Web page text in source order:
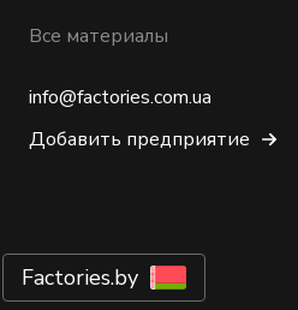
Все материалы
info@factories.com.ua
Добавить предприятие
Factories.by